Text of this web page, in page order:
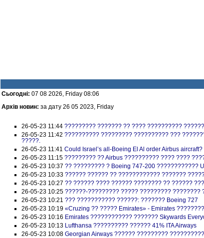
Сьогодні: 07 08 2026, Friday 08:06
Архів новин: за дату 26 05 2023, Friday
26-05-23 11:44 ????????? ??????? ?? ???? ??????????
26-05-23 11:42 ?????????? ????????? ?????????? ???
?????.
26-05-23 11:41 Could Israel’s all-Boeing El Al order Airbus aircraft?
26-05-23 11:15 ????????? ?? Airbus ?????????? ???? ????
26-05-23 10:37 ?? ????????? ? Boeing 747-200 ????????????
26-05-23 10:33 ?????? ?????? ?? ???????????? ???????
26-05-23 10:27 ?? ?????? ???? ?????? ???????? ?? ??????
26-05-23 10:25 ??????-????????? ????? ?????????
26-05-23 10:21 ??? ??????????? ??????: ??????? Boeing 727
26-05-23 10:19 «Cruzing ?? ????? Emirates» - Emirates
26-05-23 10:16 Emirates ???????????? ??????? Skywards
26-05-23 10:13 Lufthansa ?????????? ?????? 41% ITA Airways
26-05-23 10:08 Georgian Airways ?????? ?????????